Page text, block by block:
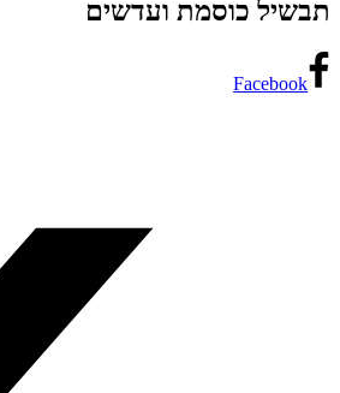
תבשיל כוסמת ועדשים
Facebook